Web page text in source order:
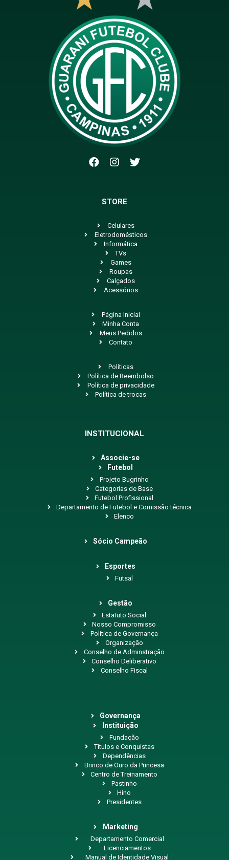
STORE
Celulares
Eletrodomésticos
Informática
TVs
Games
Roupas
Calçados
Acessórios
Página Inicial
Minha Conta
Meus Pedidos
Contato
Políticas
Política de Reembolso
Política de privacidade
Política de trocas
INSTITUCIONAL
Associe-se
Futebol
Projeto Bugrinho
Categorias de Base
Futebol Profissional
Departamento de Futebol e Comissão técnica
Elenco
Sócio Campeão
Esportes
Futsal
Gestão
Estatuto Social
Nosso Compromisso
Política de Governança
Organização
Conselho de Adminstração
Conselho Deliberativo
Conselho Fiscal
Governança
Instituição
Fundação
Títulos e Conquistas
Dependências
Brinco de Ouro da Princesa
Centro de Treinamento
Pastinho
Hino
Presidentes
Marketing
Departamento Comercial
Licenciamentos
Manual de Identidade Visual